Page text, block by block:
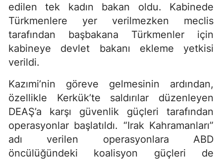
edilen tek kadın bakan oldu. Kabinede
Türkmenlere yer verilmezken meclis
tarafından başbakana Türkmenler için
kabineye devlet bakanı ekleme yetkisi
verildi.
Kazımi’nin göreve gelmesinin ardından,
özellikle Kerkük’te saldırılar düzenleyen
DEAŞ’a karşı güvenlik güçleri tarafından
operasyonlar başlatıldı. “Irak Kahramanları”
adı verilen operasyonlara ABD
öncülüğündeki koalisyon güçleri de